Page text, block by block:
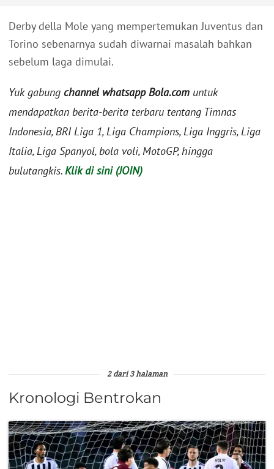
Derby della Mole yang mempertemukan Juventus dan
Torino sebenarnya sudah diwarnai masalah bahkan
sebelum laga dimulai.
Yuk gabung channel whatsapp Bola.com untuk
mendapatkan berita-berita terbaru tentang Timnas
Indonesia, BRI Liga 1, Liga Champions, Liga Inggris, Liga
Italia, Liga Spanyol, bola voli, MotoGP, hingga
bulutangkis.Klik di sini (JOIN)
2 dari 3 halaman
Kronologi Bentrokan